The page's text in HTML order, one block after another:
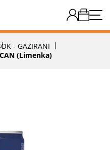
- GAZIRANI
(limenka)